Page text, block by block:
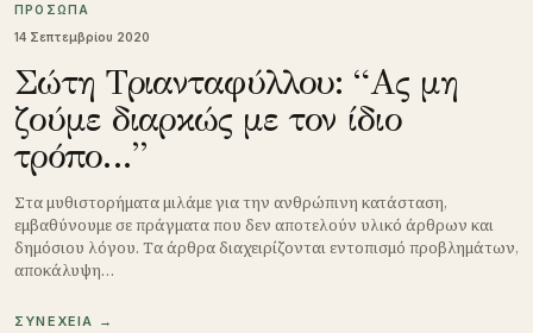
ΠΡΟΣΩΠΑ
14 Σεπτεμβρίου 2020
Σώτη Τριανταφύλλου: “Ας μη
ζούμε διαρκώς με τον ίδιο
τρόπο…”
Στα μυθιστορήματα μιλάμε για την ανθρώπινη κατάσταση,
εμβαθύνουμε σε πράγματα που δεν αποτελούν υλικό άρθρων και
δημόσιου λόγου. Τα άρθρα διαχειρίζονται εντοπισμό προβλημάτων,
αποκάλυψη…
ΣΥΝΕΧΕΙΑ →